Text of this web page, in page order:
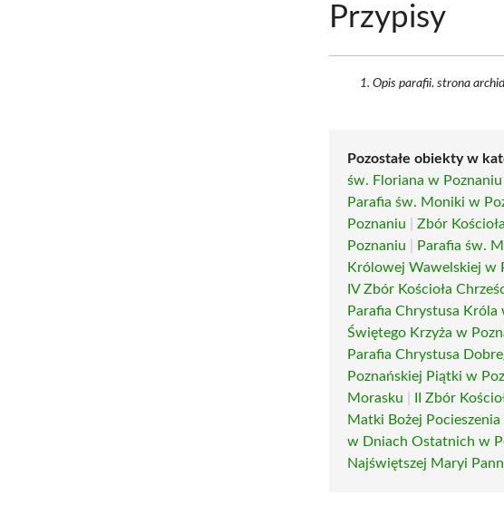
Przypisy
Opis parafii. strona
Pozostałe obiekty w
św. Floriana w Poznaniu
Parafia św. Moniki w
Poznaniu |Zbór
Poznaniu
Parafia św.
Królowej Wawelskiej w
IV Zbór Kościoła
Parafia Chrystusa Króla
Świętego Krzyża w
Parafia Chrystusa
Poznańskiej Piątki w
Morasku
II Zbór
Matki Bożej
w Dniach Ostatnich w
Najświętszej Maryi